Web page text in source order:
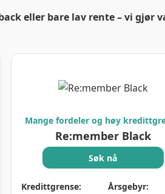
eller bare lav rente – vi gjør
Mange fordeler og høy
Re:member Black
Søk nå
Kredittgrense:
Årsgebyr: